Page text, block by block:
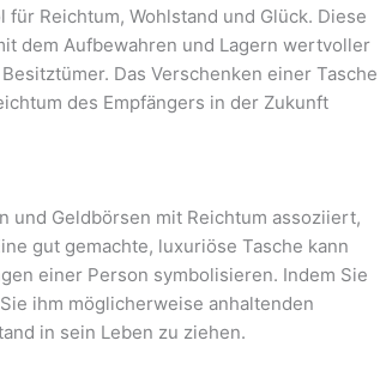
Reichtum, Wohlstand und Glück. Diese
dem Aufbewahren und Lagern wertvoller
Das Verschenken einer Tasche
des Empfängers in der Zukunft
und Geldbörsen mit Reichtum assoziiert,
gut gemachte, luxuriöse Tasche kann
einer Person symbolisieren. Indem Sie
ihm möglicherweise anhaltenden
in sein Leben zu ziehen.